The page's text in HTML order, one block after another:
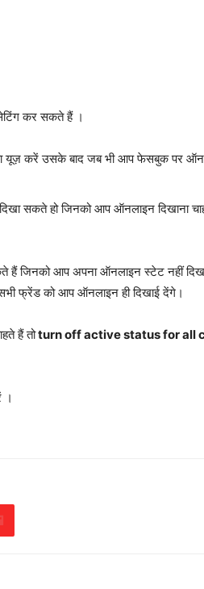
कर सकते हैं ।
यूज़ करें उसके बाद जब भी आप फेसबुक पर
सकते हो जिनको आप ऑनलाइन दिखाना
आप अपना ऑनलाइन स्टेट नहीं
फ्रेंड को आप ऑनलाइन ही दिखाई देंगे।
हैं तोturn off active status for all
।